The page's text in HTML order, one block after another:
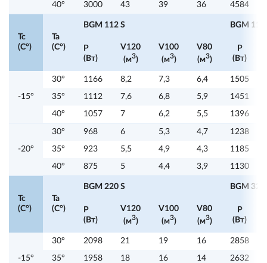
40° 3000 43 39 36 4584
Tc
(C°)
Ta
(C°)
BGM 112 S BGM 117
P
(Вт)
V120
(м3)
V100
(м3)
V80
(м3)
P
(Вт)
-15°
30° 1166 8,2 7,3 6,4 1505
35° 1112 7,6 6,8 5,9 1451
40° 1057 7 6,2 5,5 1396
-20°
30° 968 6 5,3 4,7 1238
35° 923 5,5 4,9 4,3 1185
40° 875 5 4,4 3,9 1130
Tc
(C°)
Ta
(C°)
BGM 220 S BGM 320
P
(Вт)
V120
(м3)
V100
(м3)
V80
(м3)
P
(Вт)
-15°
30° 2098 21 19 16 2858
35° 1958 18 16 14 2632